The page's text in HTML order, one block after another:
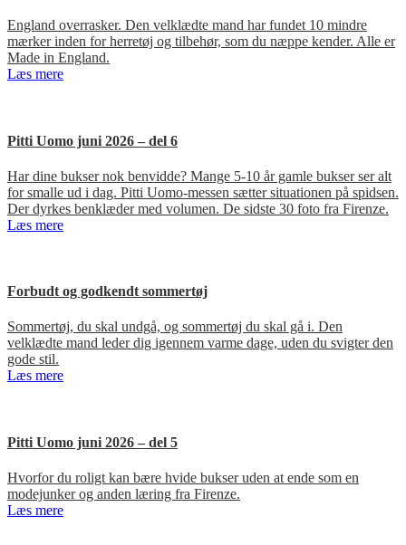
England overrasker. Den velklædte mand har fundet 10 mindre
mærker inden for herretøj og tilbehør, som du næppe kender. Alle er
Made in England.
Læs mere
Pitti Uomo juni 2026 – del 6
Har dine bukser nok benvidde? Mange 5-10 år gamle bukser ser alt
for smalle ud i dag. Pitti Uomo-messen sætter situationen på spidsen.
Der dyrkes benklæder med volumen. De sidste 30 foto fra Firenze.
Læs mere
Forbudt og godkendt sommertøj
Sommertøj, du skal undgå, og sommertøj du skal gå i. Den
velklædte mand leder dig igennem varme dage, uden du svigter den
gode stil.
Læs mere
Pitti Uomo juni 2026 – del 5
Hvorfor du roligt kan bære hvide bukser uden at ende som en
modejunker og anden læring fra Firenze.
Læs mere